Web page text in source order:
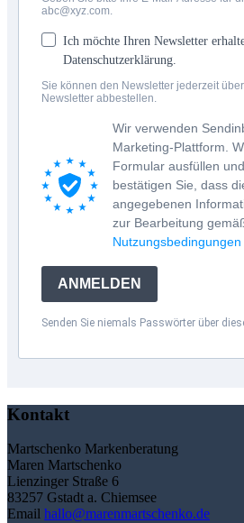
abc@xyz.com.
Ich möchte Ihren Newsletter
Datenschutzerklärung.
Sie können den Newsletter jederzeit
Newsletter abbestellen.
Wir verwenden
Marketing-Plattform.
Formular ausfüllen
bestätigen Sie, dass
angegebenen
zur Bearbeitung
Nutzungsbedingungen
ANMELDEN
Senden Sie niemals Passwörter über
Kontakt
Martschenko Markenberatung
Maren Martschenko
Lienzinger Straße 6
83257 Gstadt a. Chiemsee
Email hallo@marenmartschenko.de